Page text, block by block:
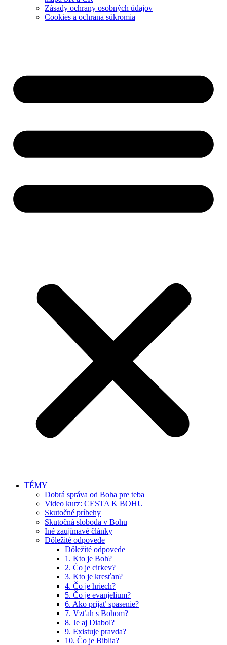
Zásady ochrany osobných údajov
Cookies a ochrana súkromia
TÉMY
Dobrá správa od Boha pre teba
Video kurz: CESTA K BOHU
Skutočné príbehy
Skutočná sloboda v Bohu
Iné zaujímavé články
Dôležité odpovede
Dôležité odpovede
1. Kto je Boh?
2. Čo je cirkev?
3. Kto je kresťan?
4. Čo je hriech?
5. Čo je evanjelium?
6. Ako prijať spasenie?
7. Vzťah s Bohom?
8. Je aj Diabol?
9. Existuje pravda?
10. Čo je Biblia?